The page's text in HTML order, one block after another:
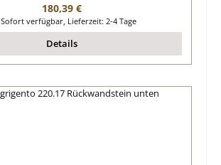
Regulärer Preis:
180,39 €
Sofort verfügbar, Lieferzeit: 2-4 Tage
Details